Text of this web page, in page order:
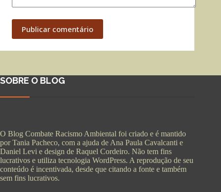
Publicar comentário
SOBRE O BLOG
O Blog Combate Racismo Ambiental foi criado e é mantido
por Tania Pacheco, com a ajuda de Ana Paula Cavalcanti e
Daniel Levi e design de Raquel Cordeiro. Não tem fins
lucrativos e utiliza tecnologia WordPress. A reprodução de seu
conteúdo é incentivada, desde que citando a fonte e também
sem fins lucrativos.